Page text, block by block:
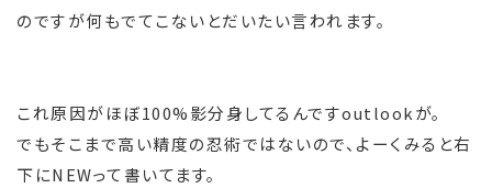
のですが何もでてこないとだいたい言われます。
これ原因がほぼ100%影分身してるんですoutlookが。
でもそこまで高い精度の忍術ではないので、よーくみると右
下にNEWって書いてます。